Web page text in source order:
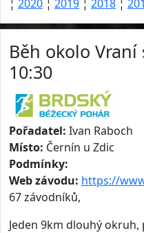
¦ 2020 ¦ 2019 ¦ 2018 ¦
Běh okolo Vraní
10:30
Pořadatel: Ivan Raboch
Místo: Černín u Zdic
Podmínky:
Web závodu: https://
67 závodníků,
Jeden 9km dlouhý